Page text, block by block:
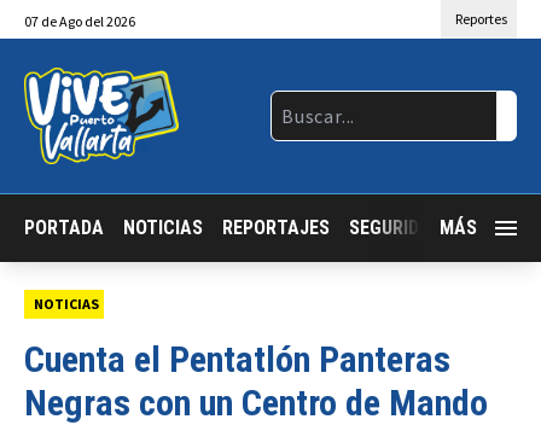
07 deAgo del 2026 Reportes
PORTADA NOTICIAS REPORTAJES SEGURIDAD JALISCO
MÁS
NOTICIAS
Cuenta el Pentatlón Panteras
Negras con un Centro de Mando